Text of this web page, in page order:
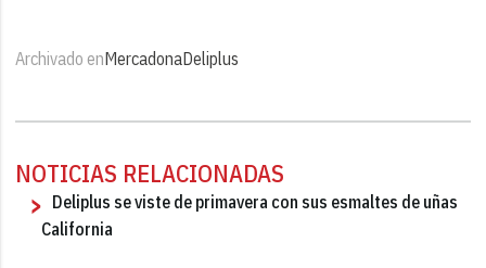
Archivado enMercadonaDeliplus
NOTICIAS RELACIONADAS
Deliplus se viste de primavera con sus esmaltes de uñas
California